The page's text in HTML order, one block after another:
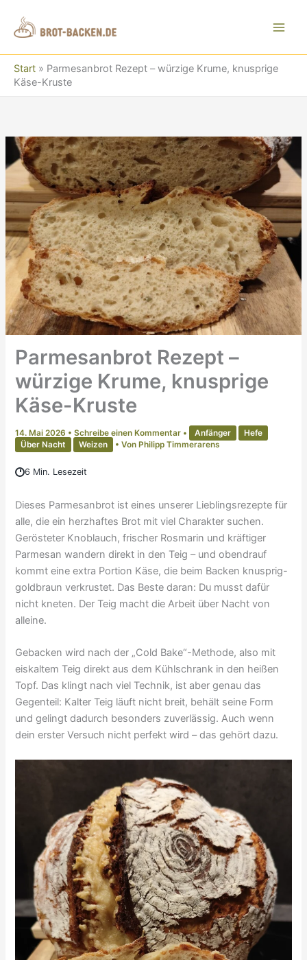
Inhalt
springen
Start » Parmesanbrot Rezept – würzige Krume, knusprige
Käse-Kruste
Parmesanbrot Rezept –
würzige Krume, knusprige
Käse-Kruste
14. Mai 2026 •Schreibe einen Kommentar • Anfänger
Hefe
Über Nacht
Weizen • VonPhilipp Timmerarens
6 Min. Lesezeit
Dieses Parmesanbrot ist eines unserer Lieblingsrezepte für
alle, die ein herzhaftes Brot mit viel Charakter suchen.
Gerösteter Knoblauch, frischer Rosmarin und kräftiger
Parmesan wandern direkt in den Teig – und obendrauf
kommt eine extra Portion Käse, die beim Backen knusprig-
goldbraun verkrustet. Das Beste daran: Du musst dafür
nicht kneten. Der Teig macht die Arbeit über Nacht von
alleine.
Gebacken wird nach der „Cold Bake“-Methode, also mit
eiskaltem Teig direkt aus dem Kühlschrank in den heißen
Topf. Das klingt nach viel Technik, ist aber genau das
Gegenteil: Kalter Teig läuft nicht breit, behält seine Form
und gelingt dadurch besonders zuverlässig. Auch wenn
dein erster Versuch nicht perfekt wird – das gehört dazu.